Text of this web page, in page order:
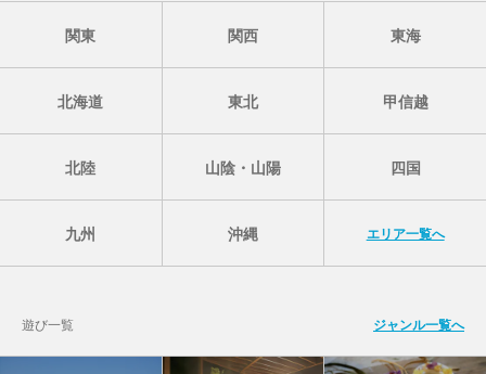
関東 関西 東海
北海道 東北 甲信越
北陸 山陰・山陽 四国
九州 沖縄 エリア一覧へ
遊び一覧 ジャンル一覧へ